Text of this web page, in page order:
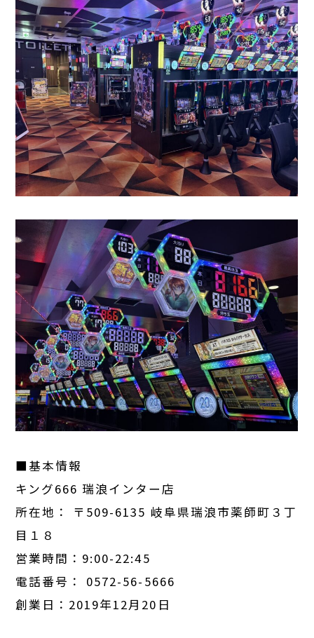
■基本情報
キング666 瑞浪インター店
所在地： 〒509-6135 岐阜県瑞浪市薬師町３丁
目１８
営業時間：9:00-22:45
電話番号： 0572-56-5666
創業日：2019年12月20日